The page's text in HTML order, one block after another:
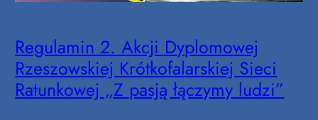
Regulamin 2. Akcji Dyplomowej
Rzeszowskiej Krótkofalarskiej Sieci
Ratunkowej „Z pasją łączymy ludzi”